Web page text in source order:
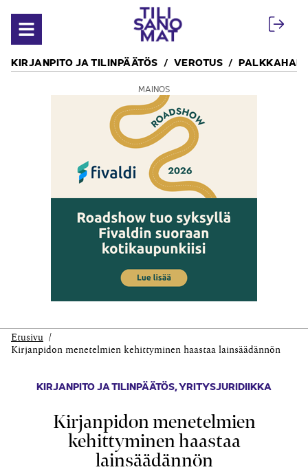
Avaa valikko
KIRJANPITO JA TILINPÄÄTÖS VEROTUS
MAINOS
Etusivu
Kirjanpidon menetelmien kehittyminen haastaa lainsäädännön
KIRJANPITO JA TILINPÄÄTÖS,YRITYSJURIDIIKKA
Kirjanpidon menetelmien
kehittyminen haastaa
lainsäädännön